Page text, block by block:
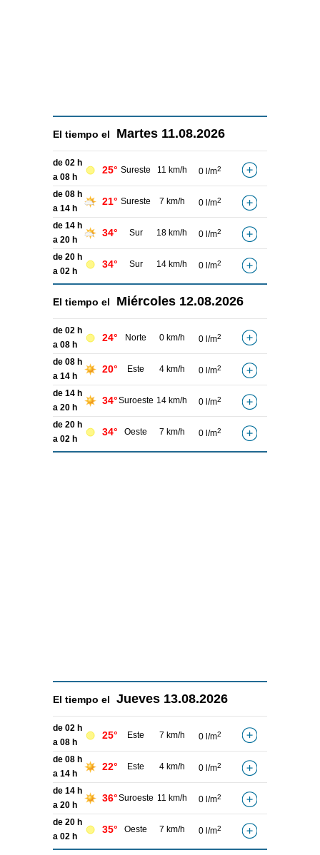
El tiempo el Martes 11.08.2026
de 02 h
a 08 h
25° Sureste 11 km/h 0 l/m2
de 08 h
a 14 h
21° Sureste 7 km/h 0 l/m2
de 14 h
a 20 h
34° Sur 18 km/h 0 l/m2
de 20 h
a 02 h
34° Sur 14 km/h 0 l/m2
El tiempo el Miércoles 12.08.2026
de 02 h
a 08 h
24° Norte 0 km/h 0 l/m2
de 08 h
a 14 h
20° Este 4 km/h 0 l/m2
de 14 h
a 20 h
34°Suroeste 14 km/h 0 l/m2
de 20 h
a 02 h
34° Oeste 7 km/h 0 l/m2
El tiempo el Jueves 13.08.2026
de 02 h
a 08 h
25° Este 7 km/h 0 l/m2
de 08 h
a 14 h
22° Este 4 km/h 0 l/m2
de 14 h
a 20 h
36°Suroeste 11 km/h 0 l/m2
de 20 h
a 02 h
35° Oeste 7 km/h 0 l/m2